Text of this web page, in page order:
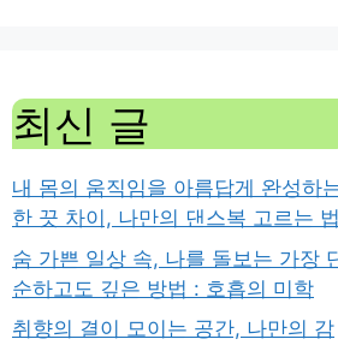
최신 글
내 몸의 움직임을 아름답게 완성하
한 끗 차이, 나만의 댄스복 고르는 법
숨 가쁜 일상 속, 나를 돌보는 가장
순하고도 깊은 방법 : 호흡의 미학
취향의 결이 모이는 공간, 나만의 감